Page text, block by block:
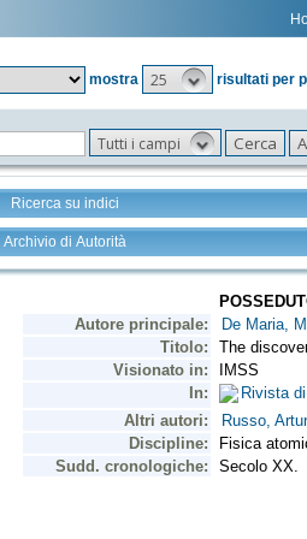
mostra
25 risultati per
Tutti i campi
Ricerca su indici
Archivio di Autorità